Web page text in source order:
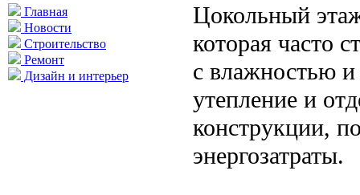
Главная
Новости
Строительство
Ремонт
Дизайн и интерьер
Цокольный
которая часто
с влажностью
утепление и
конструкции,
энергозатраты.